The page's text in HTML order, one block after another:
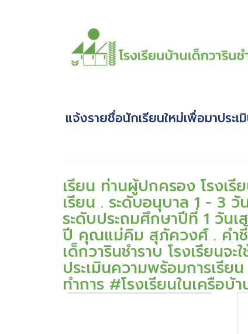
แจ้งรายชื่อนักเรียนใหม่เพื่อมาปร
เรียน ท่านผู้ปกครอง โรงเ
เรียน . ระดับอนุบาล 1 - 3
ระดับประถมศึกษาปีที่ 1 วัน
ปี คุณแม่คิม สุภัควงศ์ . คำชี้
เด็กวารินชำราบ โรงเรียน
ประเมินความพร้อมการเรี
ทำการ #โรงเรียนในเครือบ้